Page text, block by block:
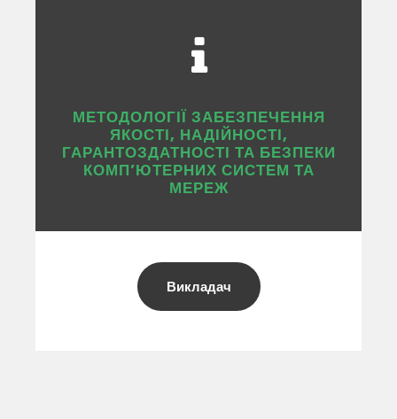
МЕТОДОЛОГІЇ ЗАБЕЗПЕЧЕННЯ
ЯКОСТІ, НАДІЙНОСТІ,
ГАРАНТОЗДАТНОСТІ ТА БЕЗПЕКИ
КОМП’ЮТЕРНИХ СИСТЕМ ТА
МЕРЕЖ
Викладач